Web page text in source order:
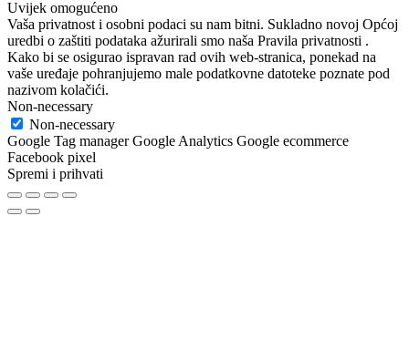
Uvijek omogućeno
Vaša privatnost i osobni podaci su nam bitni. Sukladno novoj Općoj
uredbi o zaštiti podataka ažurirali smo naša Pravila privatnosti .
Kako bi se osigurao ispravan rad ovih web-stranica, ponekad na
vaše uređaje pohranjujemo male podatkovne datoteke poznate pod
nazivom kolačići.
Non-necessary
Non-necessary
Google Tag manager Google Analytics Google ecommerce
Facebook pixel
Spremi i prihvati